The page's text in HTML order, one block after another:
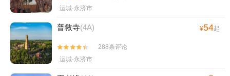
运城·永济市
普救寺(4A) ¥54起


288条评论
运城·永济市